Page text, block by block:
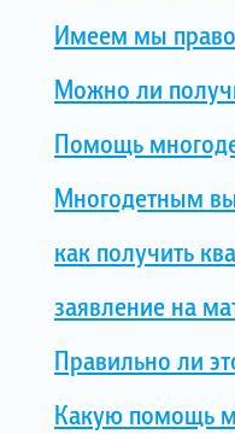
Имеем мы
Можно ли
Помощь
Многодетным
как получить
заявление на
Правильно ли
Какую помощь